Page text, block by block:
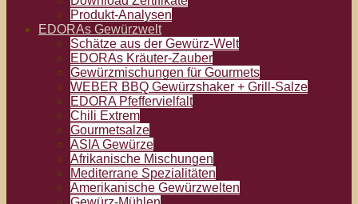
Produkt-Analysen
EDORAs Gewürzwelt
Schätze aus der Gewürz-Welt
EDORAs Kräuter-Zauber
Gewürzmischungen für Gourmets
WEBER BBQ Gewürzshaker + Grill-Salze
EDORA Pfeffervielfalt
Chili Extrem
Gourmetsalze
ASIA Gewürze
Afrikanische Mischungen
Mediterrane Spezialitäten
Amerikanische Gewürzwelten